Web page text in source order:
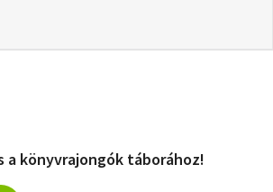
a könyvrajongók táborához!